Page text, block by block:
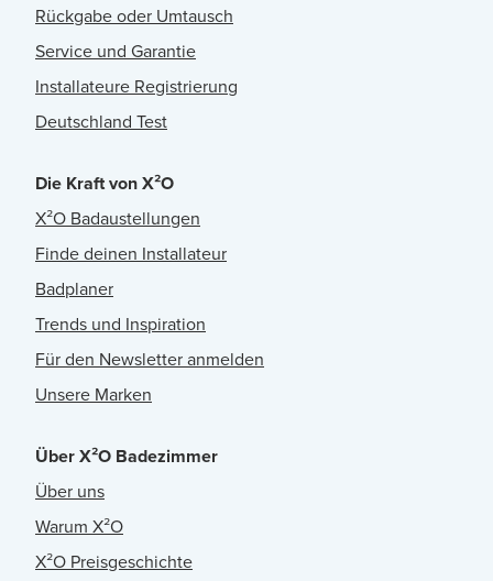
Rückgabe oder Umtausch
Service und Garantie
Installateure Registrierung
Deutschland Test
Die Kraft von X²O
X²O Badaustellungen
Finde deinen Installateur
Badplaner
Trends und Inspiration
Für den Newsletter anmelden
Unsere Marken
Über X²O Badezimmer
Über uns
Warum X²O
X²O Preisgeschichte